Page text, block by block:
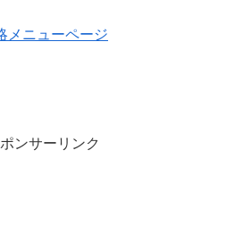
メニューページ
ンサーリンク